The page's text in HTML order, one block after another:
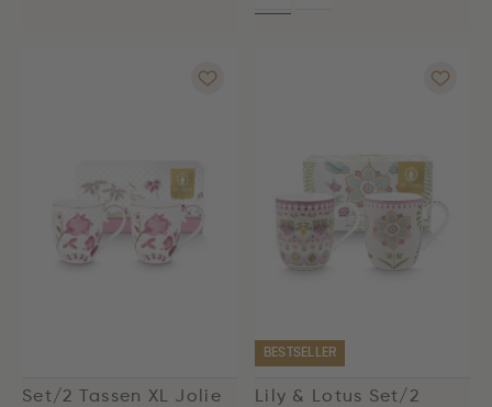
Set/2 Tassen XL Jolie
BESTSELLER
Lily & Lotus Set/2